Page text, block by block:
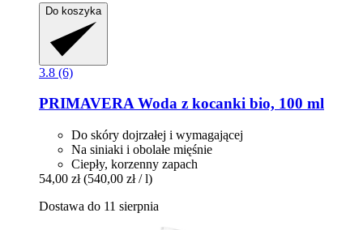
Do koszyka
3.8 (6)
PRIMAVERAWoda z kocanki bio, 100 ml
Do skóry dojrzałej i wymagającej
Na siniaki i obolałe mięśnie
Ciepły, korzenny zapach
54,00 zł (540,00 zł / l)
Dostawa do 11 sierpnia